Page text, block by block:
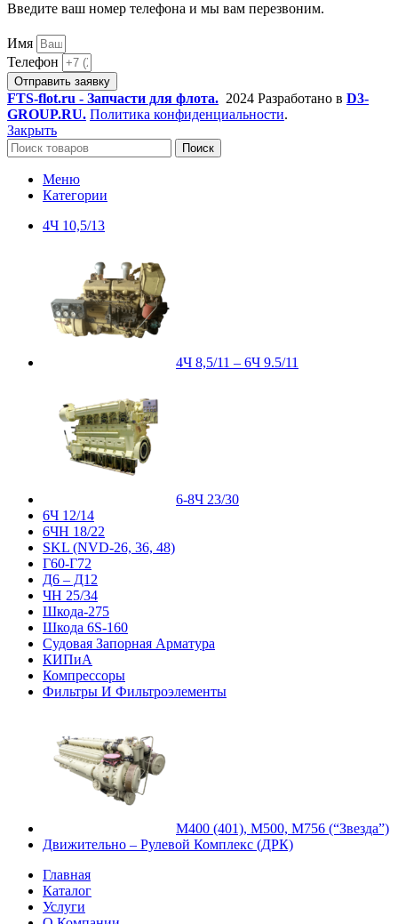
Введите ваш номер телефона и мы вам перезвоним.
Имя
Телефон
Отправить заявку
FTS-flot.ru - Запчасти для флота. 2024 Разработано в D3-
GROUP.RU. Политика конфиденциальности.
Закрыть
Поиск
Меню
Категории
4Ч 10,5/13
4Ч 8,5/11 – 6Ч 9.5/11
6-8Ч 23/30
6Ч 12/14
6ЧН 18/22
SKL (NVD-26, 36, 48)
Г60-Г72
Д6 – Д12
ЧН 25/34
Шкода-275
Шкода 6S-160
Судовая Запорная Арматура
КИПиА
Компрессоры
Фильтры И Фильтроэлементы
М400 (401), М500, М756 (“Звезда”)
Движительно – Рулевой Комплекс (ДРК)
Главная
Каталог
Услуги